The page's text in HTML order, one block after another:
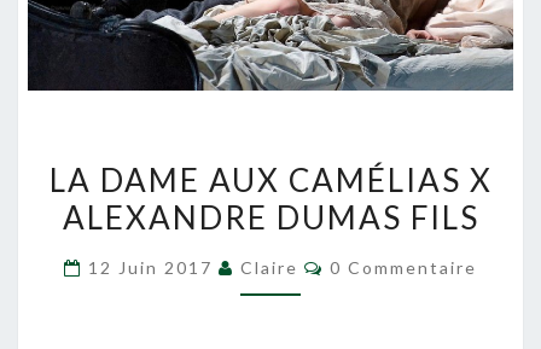
DAME
AUX
LA DAME AUX CAMÉLIAS X
ALEXANDRE DUMAS FILS
12 Juin 2017 Claire Commentaires
0 Commentaire